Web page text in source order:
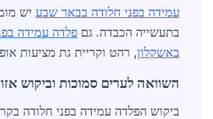
עמידה בפני חלודה בבאר שבע יש
בתעשייה הכבדה. גם פלדה עמידה
באשקלון, רהט וקריית גת מציעות
השוואה לערים סמוכות וביקוש
ביקוש הפלדה עמידה בפני חלודה